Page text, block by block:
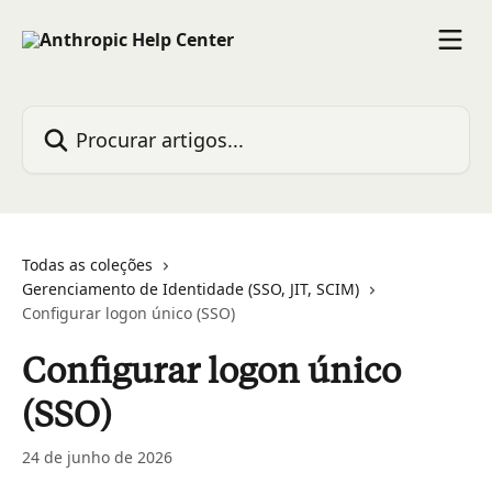
Todas as coleções
Gerenciamento de Identidade (SSO, JIT, SCIM)
Configurar logon único (SSO)
Configurar logon único
(SSO)
24 de junho de 2026